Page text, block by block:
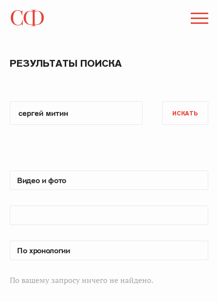
РЕЗУЛЬТАТЫ ПОИСКА
ИСКАТЬ
По вашему запросу ничего не найдено.